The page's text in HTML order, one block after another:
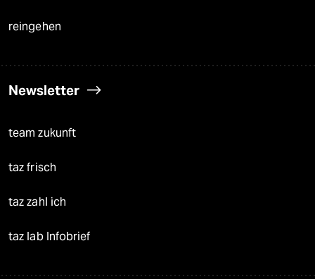
reingehen
Newsletter
team zukunft
taz frisch
taz zahl ich
taz lab Infobrief